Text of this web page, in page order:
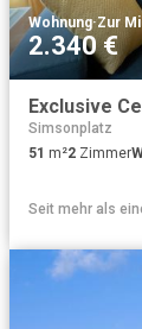
Wohnung·Zur
2.340 €
Exclusive
Simsonplatz
51 m²2 Zimmer
Seit mehr als